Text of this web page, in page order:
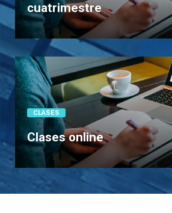
cuatrimestre
CLASES
Clases online